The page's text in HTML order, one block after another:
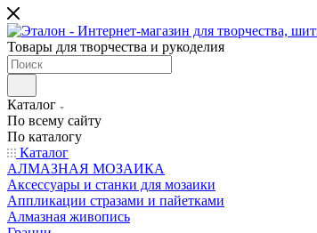
Товары для творчества и рукоделия
Каталог
По всему сайту
По каталогу
Каталог
АЛМАЗНАЯ МОЗАИКА
Аксессуары и станки для мозаики
Аппликации стразами и пайетками
Алмазная живопись